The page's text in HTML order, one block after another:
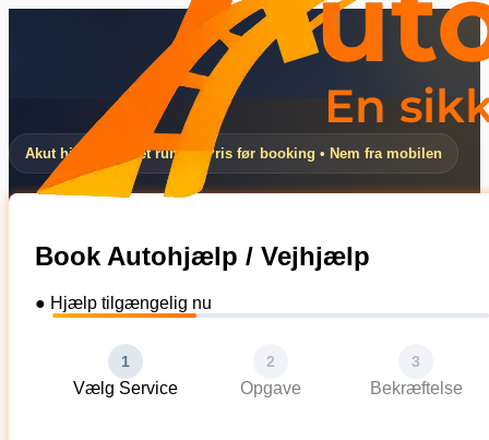
Akut hjælp døgnet rundt • Pris før booking • Nem fra mobilen
Book Autohjælp / Vejhjælp
● Hjælp tilgængelig nu
1
Vælg Service
2
Opgave
3
Bekræftelse